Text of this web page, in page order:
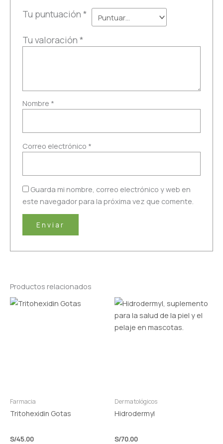
Tu puntuación*
Tu valoración*
Nombre *
Correo electrónico *
Guarda mi nombre, correo electrónico y web en
este navegador para la próxima vez que comente.
Productos relacionados
Farmacia
Tritohexidin Gotas
S/45.00
Dermatológicos
Hidrodermyl
S/70.00